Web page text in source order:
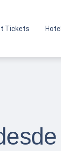
Tickets